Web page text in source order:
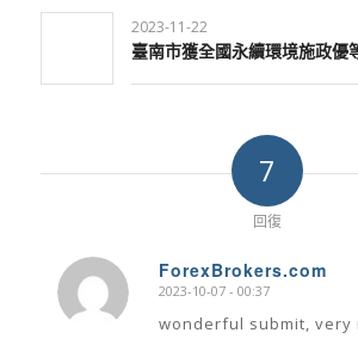
2023-11-22
臺南市獲全國永續環境施政優
7
回復
ForexBrokers.com
says:
2023-10-07 - 00:37
wonderful submit, very